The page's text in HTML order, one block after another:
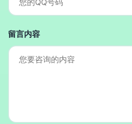
留言内容